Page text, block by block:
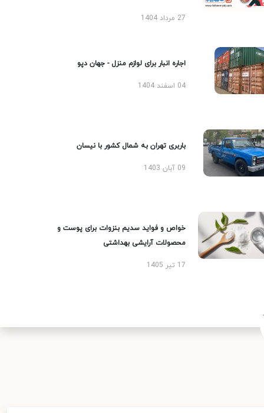
27 مرداد 1404
اجاره انبار برای لوازم منزل - جهان دپو
04 اسفند 1404
باربری تهران به شمال کشور با نیسان
09 آبان 1403
خواص و فواید سدیم بنزوات برای پوست و
محصولات آرایشی بهداشتی
17 تیر 1405